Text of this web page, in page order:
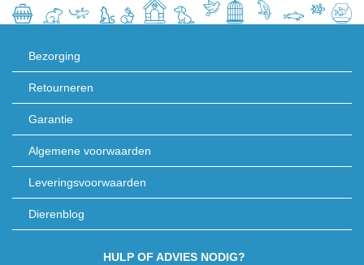
Bezorging
Retourneren
Garantie
Algemene voorwaarden
Leveringsvoorwaarden
Dierenblog
HULP OF ADVIES NODIG?